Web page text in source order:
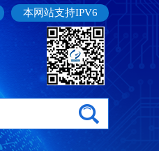
本网站支持IPV6